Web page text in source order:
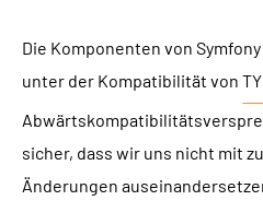
Die Komponenten von
unter der Kompatibilität von
sicher, dass wir uns nicht mit
Änderungen